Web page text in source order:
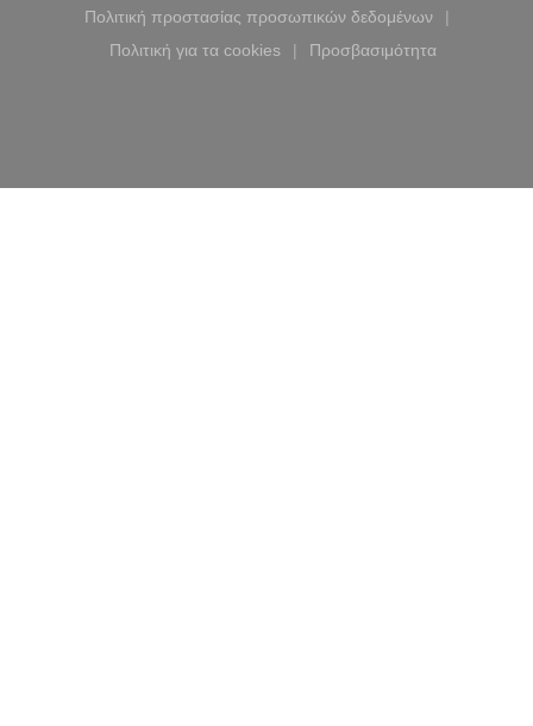
Πολιτική προστασίας προσωπικών δεδομένων
((ανοίγει σε νέο παράθυρο))
Πολιτική για τα cookies
((ανοίγει σε νέο παράθυρο))
Προσβασιμότητα
((ανοίγει σε νέο